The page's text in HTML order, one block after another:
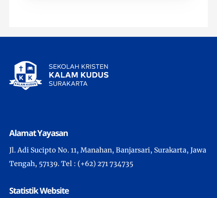
Alamat Yayasan
Jl. Adi Sucipto No. 11, Manahan, Banjarsari, Surakarta, Jawa
Tengah, 57139. Tel : (+62) 271 734735
Statistik Website